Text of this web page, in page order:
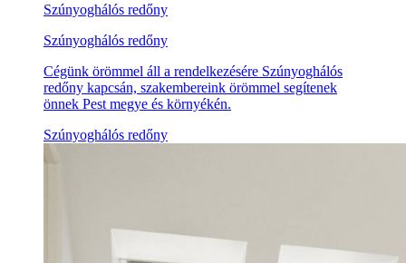
Szúnyoghálós redőny
Szúnyoghálós redőny
Cégünk örömmel áll a rendelkezésére Szúnyoghálós
redőny kapcsán, szakembereink örömmel segítenek
önnek Pest megye és környékén.
Szúnyoghálós redőny